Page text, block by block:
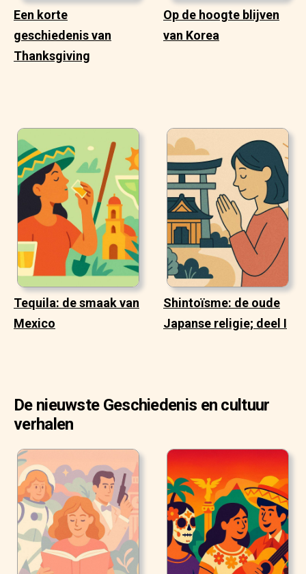
Een korte
geschiedenis van
Thanksgiving
Op de hoogte blijven
van Korea
Tequila: de smaak van
Mexico
Shintoïsme: de oude
Japanse religie; deel I
De nieuwste Geschiedenis en cultuur
verhalen